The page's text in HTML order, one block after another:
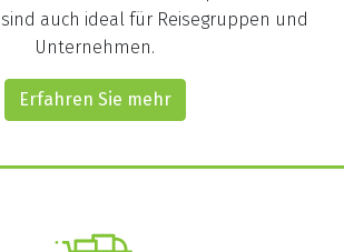
auch ideal für Reisegruppen und
Unternehmen.
Erfahren Sie mehr